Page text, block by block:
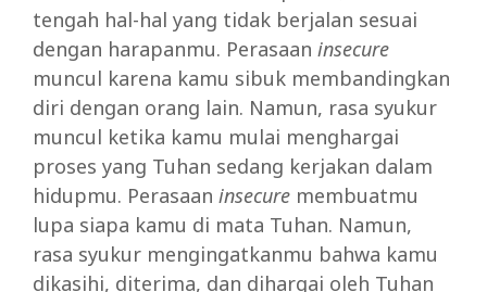
tengah hal-hal yang tidak berjalan sesuai
dengan harapanmu. Perasaan insecure
muncul karena kamu sibuk membandingkan
diri dengan orang lain. Namun, rasa syukur
muncul ketika kamu mulai menghargai
proses yang Tuhan sedang kerjakan dalam
hidupmu. Perasaan insecure membuatmu
lupa siapa kamu di mata Tuhan. Namun,
rasa syukur mengingatkanmu bahwa kamu
dikasihi, diterima, dan dihargai oleh Tuhan